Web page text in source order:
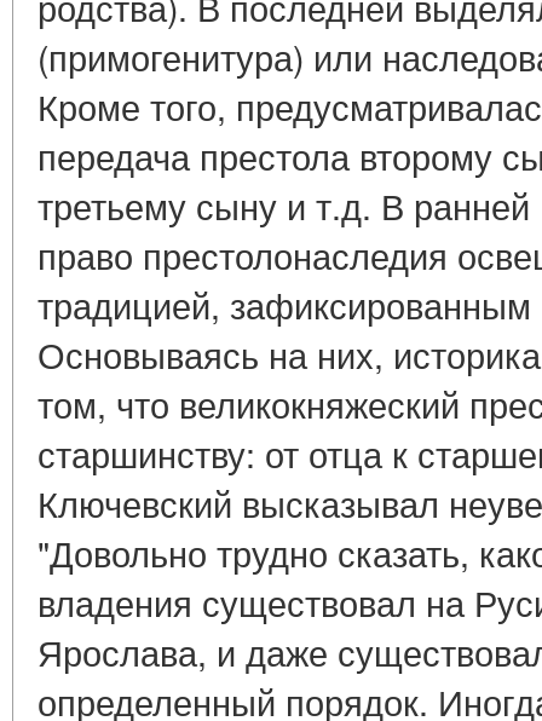
(примогенитура) или
Кроме того,
передача престола второму
третьему сыну и т.д. В
право престолонаследия
традицией, зафиксированным
Основываясь на них,
том, что великокняжеский
старшинству: от отца к
Ключевский высказывал
"Довольно трудно сказать,
владения существовал на
Ярослава, и даже
определенный порядок.